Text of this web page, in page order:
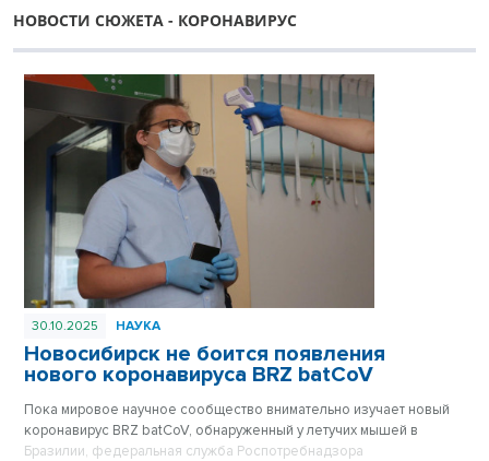
НОВОСТИ СЮЖЕТА - КОРОНАВИРУС
30.10.2025 НАУКА
Новосибирск не боится появления
нового коронавируса BRZ batCoV
Пока мировое научное сообщество внимательно изучает новый
коронавирус BRZ batCoV, обнаруженный у летучих мышей в
Бразилии, федеральная служба Роспотребнадзора